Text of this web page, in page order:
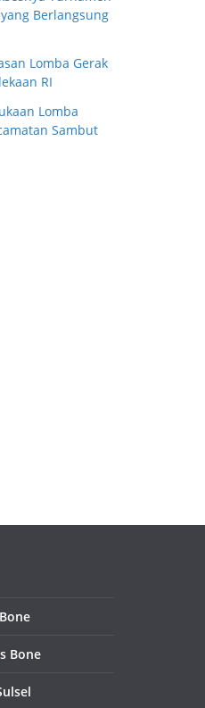
Berlangsung
Lomba Gerak
RI
Lomba
Sambut
Bone